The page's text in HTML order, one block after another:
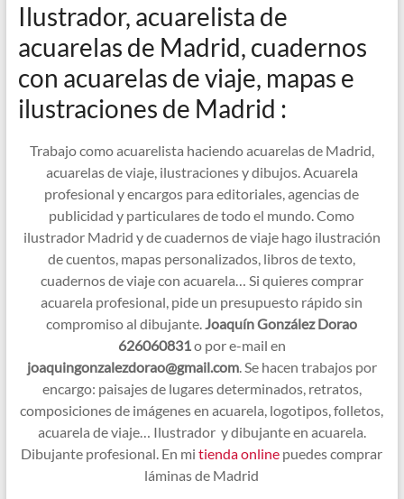
Ilustrador, acuarelista de
acuarelas de Madrid, cuadernos
con acuarelas de viaje, mapas e
ilustraciones de Madrid :
Trabajo como acuarelista haciendo acuarelas de Madrid,
acuarelas de viaje, ilustraciones y dibujos. Acuarela
profesional y encargos para editoriales, agencias de
publicidad y particulares de todo el mundo. Como
ilustrador Madrid y de cuadernos de viaje hago ilustración
de cuentos, mapas personalizados, libros de texto,
cuadernos de viaje con acuarela… Si quieres comprar
acuarela profesional, pide un presupuesto rápido sin
compromiso al dibujante.Joaquín González Dorao
626060831o por e-mail en
joaquingonzalezdorao@gmail.com. Se hacen trabajos por
encargo: paisajes de lugares determinados, retratos,
composiciones de imágenes en acuarela, logotipos, folletos,
acuarela de viaje… Ilustrador y dibujante en acuarela.
Dibujante profesional. En mitienda online puedes comprar
láminas de Madrid